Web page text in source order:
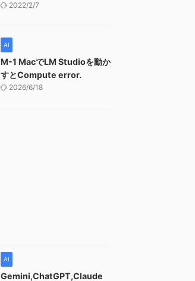
2022/2/7
AI
M-1 MacでLM Studioを動か
すとCompute error.
2026/6/18
AI
Gemini,ChatGPT,Claude